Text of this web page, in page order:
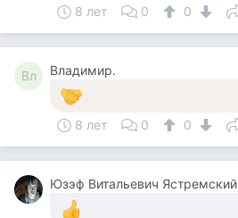
8 лет 0 0
Вл Владимир.
8 лет 0 0
Юзэф Витальевич Ястремский